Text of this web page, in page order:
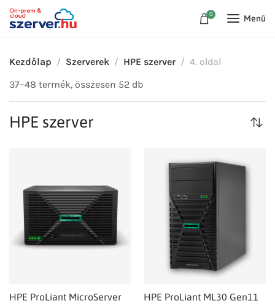
0 Menü
Kezdőlap Szerverek HPE szerver
4. oldal
37–48 termék, összesen 52 db
HPE szerver
HPE ProLiant MicroServer
HPE ProLiant ML30 Gen11